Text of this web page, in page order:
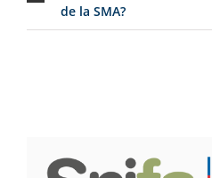
de la SMA?